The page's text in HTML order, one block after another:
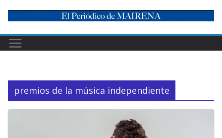
content
premios de la música independiente